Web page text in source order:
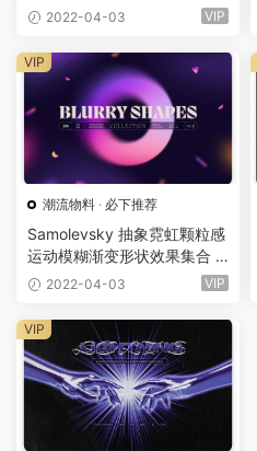
设计元素（4905）
2022-04-03 VIP
潮流物料 · 必下推荐
Samolevsky 抽象霓虹颗粒感
运动模糊渐变形状效果集合 Bl
urry gradient shapes（510
2022-04-03 VIP
VIP
VIP